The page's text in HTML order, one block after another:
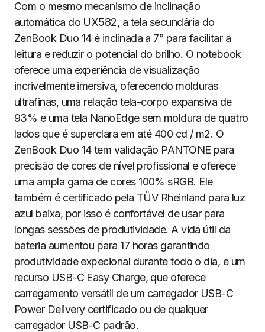
Com o mesmo mecanismo de inclinação
automática do UX582, a tela secundária do
ZenBook Duo 14 é inclinada a 7° para facilitar a
leitura e reduzir o potencial do brilho. O notebook
oferece uma experiência de visualização
incrivelmente imersiva, oferecendo molduras
ultrafinas, uma relação tela-corpo expansiva de
93% e uma tela NanoEdge sem moldura de quatro
lados que é superclara em até 400 cd / m2. O
ZenBook Duo 14 tem validação PANTONE para
precisão de cores de nível profissional e oferece
uma ampla gama de cores 100% sRGB. Ele
também é certificado pela TÜV Rheinland para luz
azul baixa, por isso é confortável de usar para
longas sessões de produtividade. A vida útil da
bateria aumentou para 17 horas garantindo
produtividade expecional durante todo o dia, e um
recurso USB-C Easy Charge, que oferece
carregamento versátil de um carregador USB-C
Power Delivery certificado ou de qualquer
carregador USB-C padrão.